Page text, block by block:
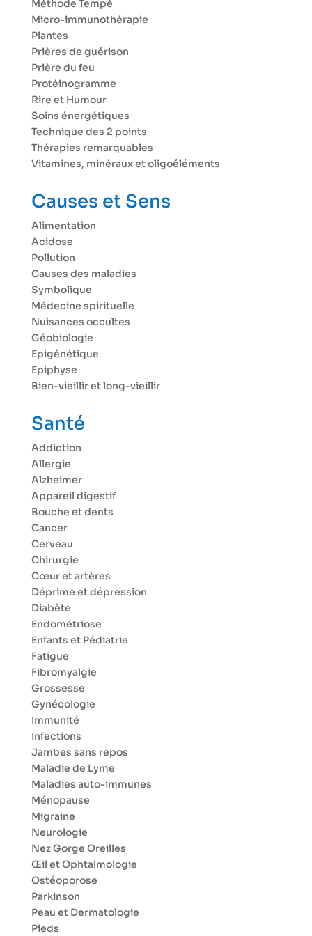
Méthode Tempé
Micro-immunothérapie
Plantes
Prières de guérison
Prière du feu
Protéinogramme
Rire et Humour
Soins énergétiques
Technique des 2 points
Thérapies remarquables
Vitamines, minéraux et oligoéléments
Causes et Sens
Alimentation
Acidose
Pollution
Causes des maladies
Symbolique
Médecine spirituelle
Nuisances occultes
Géobiologie
Epigénétique
Epiphyse
Bien-vieillir et long-vieillir
Santé
Addiction
Allergie
Alzheimer
Appareil digestif
Bouche et dents
Cancer
Cerveau
Chirurgie
Cœur et artères
Déprime et dépression
Diabète
Endométriose
Enfants et Pédiatrie
Fatigue
Fibromyalgie
Grossesse
Gynécologie
Immunité
Infections
Jambes sans repos
Maladie de Lyme
Maladies auto-immunes
Ménopause
Migraine
Neurologie
Nez Gorge Oreilles
Œil et Ophtalmologie
Ostéoporose
Parkinson
Peau et Dermatologie
Pieds